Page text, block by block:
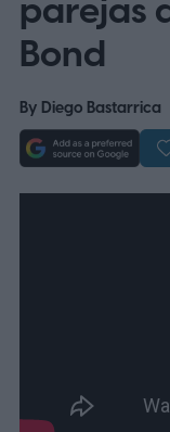
parejas
Bond
By Diego Bastarrica